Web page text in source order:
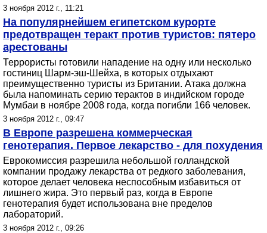
3 ноября 2012 г., 11:21
На популярнейшем египетском курорте
предотвращен теракт против туристов: пятеро
арестованы
Террористы готовили нападение на одну или несколько
гостиниц Шарм-эш-Шейха, в которых отдыхают
преимущественно туристы из Британии. Атака должна
была напоминать серию терактов в индийском городе
Мумбаи в ноябре 2008 года, когда погибли 166 человек.
3 ноября 2012 г., 09:47
В Европе разрешена коммерческая
генотерапия. Первое лекарство - для похудения
Еврокомиссия разрешила небольшой голландской
компании продажу лекарства от редкого заболевания,
которое делает человека неспособным избавиться от
лишнего жира. Это первый раз, когда в Европе
генотерапия будет использована вне пределов
лабораторий.
3 ноября 2012 г., 09:26